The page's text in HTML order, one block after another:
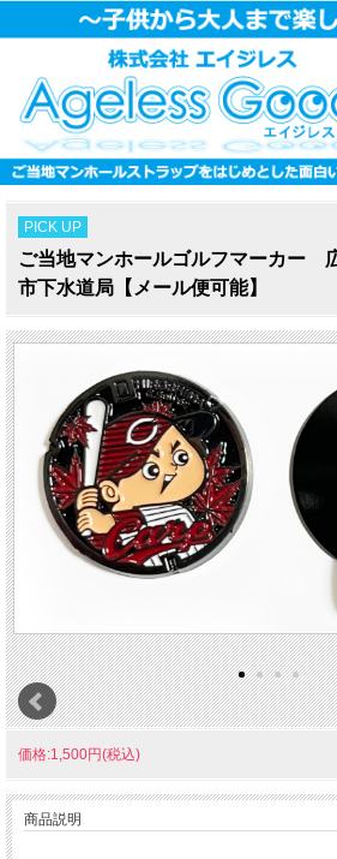
PICK UP
ご当地マンホールゴルフマーカー
市下水道局【メール便可能】
価格:1,500円(税込)
商品説明